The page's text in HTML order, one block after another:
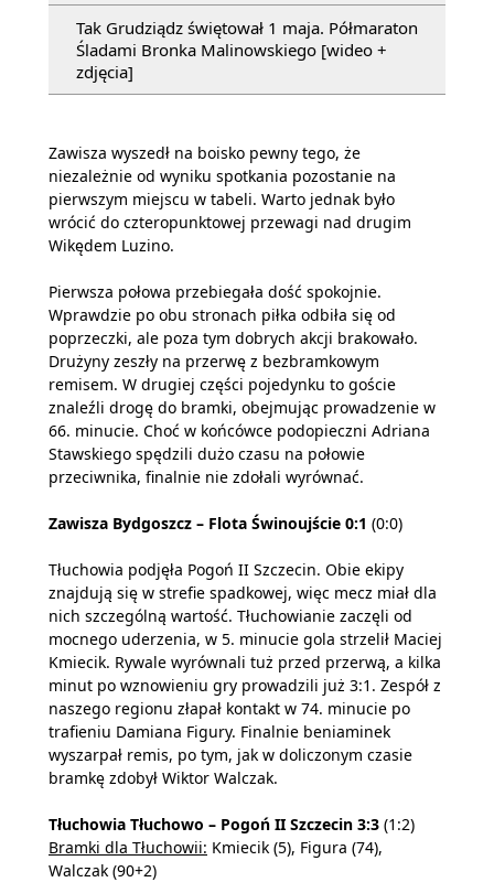
Tak Grudziądz świętował 1 maja. Półmaraton
Śladami Bronka Malinowskiego [wideo +
zdjęcia]
Zawisza wyszedł na boisko pewny tego, że
niezależnie od wyniku spotkania pozostanie na
pierwszym miejscu w tabeli. Warto jednak było
wrócić do czteropunktowej przewagi nad drugim
Wikędem Luzino.
Pierwsza połowa przebiegała dość spokojnie.
Wprawdzie po obu stronach piłka odbiła się od
poprzeczki, ale poza tym dobrych akcji brakowało.
Drużyny zeszły na przerwę z bezbramkowym
remisem. W drugiej części pojedynku to goście
znaleźli drogę do bramki, obejmując prowadzenie w
66. minucie. Choć w końcówce podopieczni Adriana
Stawskiego spędzili dużo czasu na połowie
przeciwnika, finalnie nie zdołali wyrównać.
Zawisza Bydgoszcz – Flota Świnoujście 0:1 (0:0)
Tłuchowia podjęła Pogoń II Szczecin. Obie ekipy
znajdują się w strefie spadkowej, więc mecz miał dla
nich szczególną wartość. Tłuchowianie zaczęli od
mocnego uderzenia, w 5. minucie gola strzelił Maciej
Kmiecik. Rywale wyrównali tuż przed przerwą, a kilka
minut po wznowieniu gry prowadzili już 3:1. Zespół z
naszego regionu złapał kontakt w 74. minucie po
trafieniu Damiana Figury. Finalnie beniaminek
wyszarpał remis, po tym, jak w doliczonym czasie
bramkę zdobył Wiktor Walczak.
Tłuchowia Tłuchowo – Pogoń II Szczecin 3:3 (1:2)
Bramki dla Tłuchowii: Kmiecik (5), Figura (74),
Walczak (90+2)